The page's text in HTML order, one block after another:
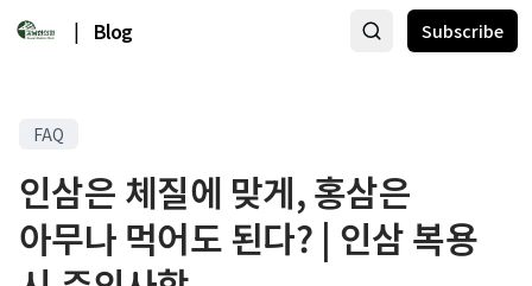
| Blog Subscribe
FAQ
인삼은 체질에 맞게, 홍삼은
아무나 먹어도 된다? | 인삼 복용